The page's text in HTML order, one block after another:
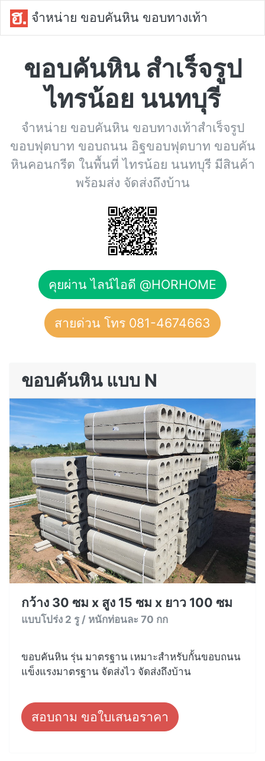
จำหน่าย ขอบคันหิน ขอบทางเท้า
ขอบคันหิน สำเร็จรูป
ไทรน้อย นนทบุรี
จำหน่าย ขอบคันหิน ขอบทางเท้าสำเร็จรูป
ขอบฟุตบาท ขอบถนน อิฐขอบฟุตบาท ขอบคัน
หินคอนกรีต ในพื้นที่ ไทรน้อย นนทบุรี มีสินค้า
พร้อมส่ง จัดส่งถึงบ้าน
คุยผ่าน ไลน์ไอดี @HORHOME
สายด่วน โทร 081-4674663
ขอบคันหิน แบบ N
กว้าง 30 ซม x สูง 15 ซม x ยาว 100 ซม
แบบโปร่ง 2 รู / หนักท่อนละ 70 กก
ขอบคันหิน รุ่น มาตรฐาน เหมาะสำหรับกั้นขอบถนน
แข็งแรงมาตรฐาน จัดส่งไว จัดส่งถึงบ้าน
สอบถาม ขอใบเสนอราคา